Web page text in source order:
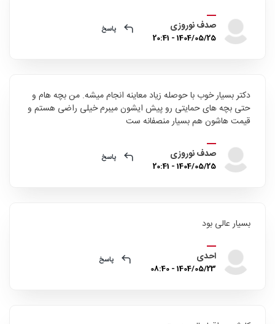
صدف نوروزی
1404/05/25 - 20:41
پاسخ
دکتر بسیار خوب با حوصله زیاد معاینه انجام میشه. من بچه هام و
حتی بچه های حمایتی رو پیش ایشون میبرم خیلی راضی هستم و
قیمت هاشون هم بسیار منصفانه ست
صدف نوروزی
1404/05/25 - 20:41
پاسخ
بسیار عالی بود
احدی
1404/05/23 - 08:40
پاسخ